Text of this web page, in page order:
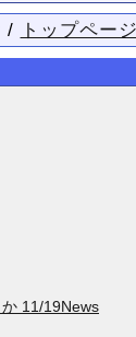
/ トップペー
11/19News